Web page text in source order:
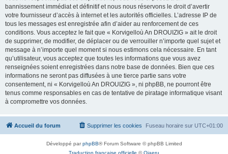
bannissement immédiat et définitif et nous nous réservons le droit d’avertir
votre fournisseur d’accès à internet et les autorités officielles. L’adresse IP de
tous les messages est enregistrée afin d’aider au renforcement de ces
conditions. Vous acceptez le fait que « Korvigelloù An DROUIZIG » ait le droit
de supprimer, de modifier, de déplacer ou de verrouiller n’importe quel sujet et
message à n’importe quel moment si nous estimons cela nécessaire. En tant
qu’utilisateur, vous acceptez que toutes les informations que vous avez
renseignées soient enregistrées dans notre base de données. Bien que ces
informations ne seront pas diffusées à une tierce partie sans votre
consentement, ni « Korvigelloù An DROUIZIG », ni phpBB, ne pourront être
tenus comme responsables en cas de tentative de piratage informatique visant
à compromettre vos données.
Accueil du forum Fuseau horaire sur UTC+01:00
Supprimer les cookies
Développé parphpBB® Forum Software © phpBB Limited
Traduction française officielle ©Qiaeru